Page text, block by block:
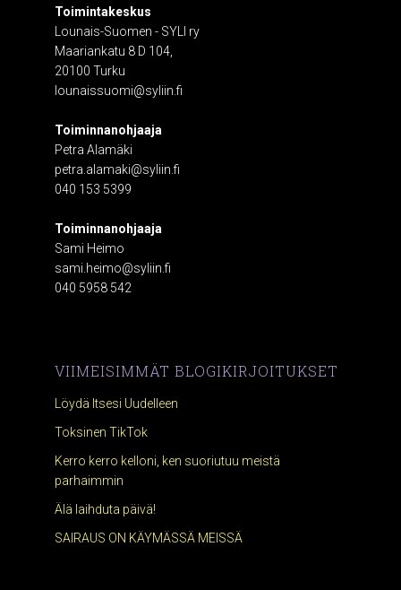
Toimintakeskus
Lounais-Suomen - SYLI ry
Maariankatu 8 D 104,
20100 Turku
lounaissuomi@syliin.fi
Toiminnanohjaaja
Petra Alamäki
petra.alamaki@syliin.fi
040 153 5399
Toiminnanohjaaja
Sami Heimo
sami.heimo@syliin.fi
040 5958 542
VIIMEISIMMÄT BLOGIKIRJOITUKSET
Löydä Itsesi Uudelleen
Toksinen TikTok
Kerro kerro kelloni, ken suoriutuu meistä
parhaimmin
Älä laihduta päivä!
SAIRAUS ON KÄYMÄSSÄ MEISSÄ